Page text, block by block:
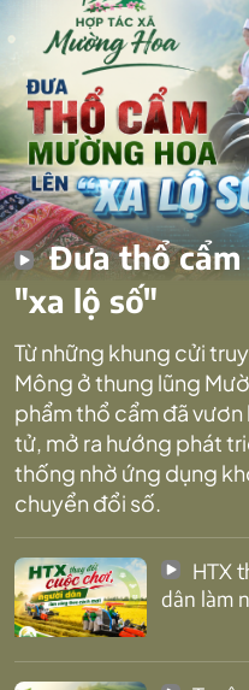
Đưa thổ cẩm
"xa lộ số"
Từ những khung cửi
Mông ở thung lũng
phẩm thổ cẩm đã
tử, mở ra hướng phát
thống nhờ ứng dụng
chuyển đổi số.
dân làm